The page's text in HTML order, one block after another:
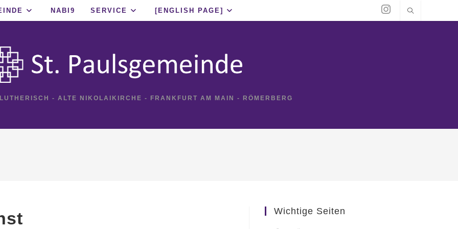
NABI9 SERVICE [ENGLISH PAGE]
- ALTE NIKOLAIKIRCHE - FRANKFURT AM MAIN - RÖMERBERG
Wichtige Seiten